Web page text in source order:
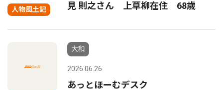
人物風土記
見 則之さん 上草柳在住 68歳
大和
2026.06.26
あっとほーむデスク